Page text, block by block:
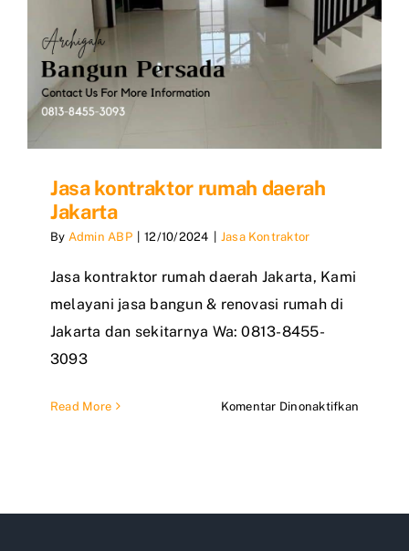
Jasa kontraktor rumah daerah
Jakarta
By Admin ABP | 12/10/2024 | Jasa Kontraktor
Jasa kontraktor rumah daerah Jakarta, Kami
melayani jasa bangun & renovasi rumah di
Jakarta dan sekitarnya Wa: 0813-8455-
3093
Read More Komentar Dinonaktifkan
Jakarta